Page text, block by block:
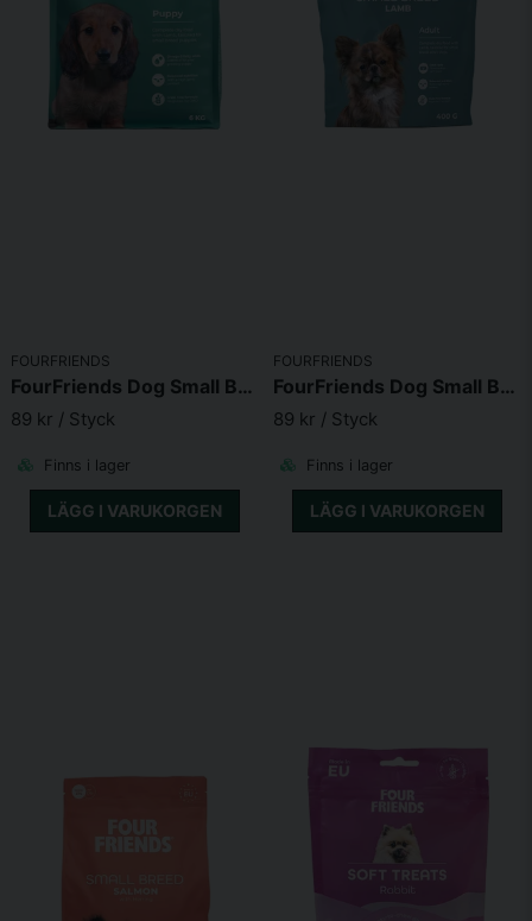
FOURFRIENDS
FourFriends Dog Small Breed Puppy Lamb
89 kr / Styck
Finns i lager
LÄGG I VARUKORGEN
FOURFRIENDS
FourFriends Dog Small Breed Lamb
89 kr / Styck
Finns i lager
LÄGG I VARUKORGEN